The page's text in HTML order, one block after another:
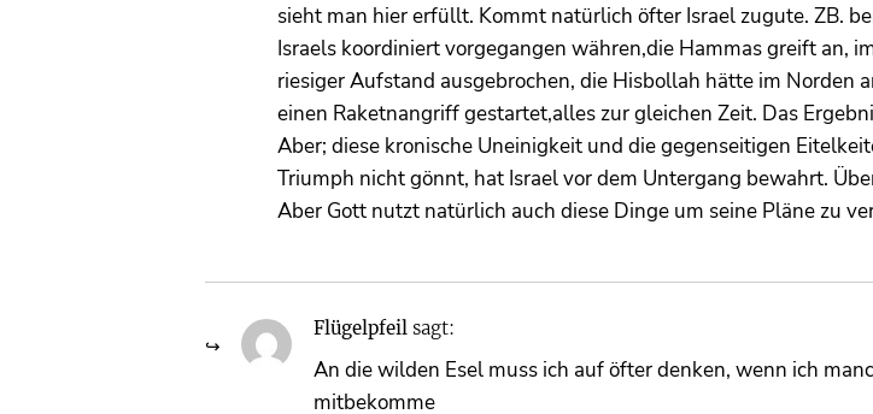
sieht man hier erfüllt. Kommt natürlich öfter Israel zugute. ZB.
Israels koordiniert vorgegangen währen,die Hammas greift an,
riesiger Aufstand ausgebrochen, die Hisbollah hätte im Norden
einen Raketnangriff gestartet,alles zur gleichen Zeit. Das
Aber; diese kronische Uneinigkeit und die gegenseitigen
Triumph nicht gönnt, hat Israel vor dem Untergang bewahrt.
Aber Gott nutzt natürlich auch diese Dinge um seine Pläne zu
Flügelpfeil sagt:
An die wilden Esel muss ich auf öfter denken, wenn ich
mitbekomme